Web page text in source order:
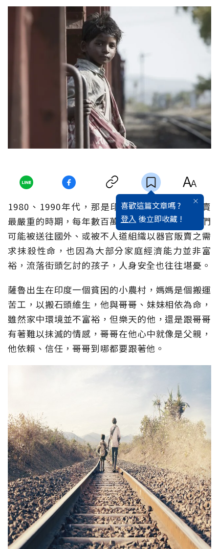
喜歡這篇文章嗎 ?
登入 後立即收藏 !
1980、1990年代，那是印度（India）人口販賣
最嚴重的時期，每年數百萬的孩童無故失蹤，他們
可能被送往國外、或被不人道組織以器官販賣之需
求抹殺性命，也因為大部分家庭經濟能力並非富
裕，流落街頭乞討的孩子，人身安全也往往堪憂。
薩魯出生在印度一個貧困的小農村，媽媽是個搬運
苦工，以搬石頭維生，他與哥哥、妹妹相依為命，
雖然家中環境並不富裕，但樂天的他，還是跟哥哥
有著難以抹滅的情感，哥哥在他心中就像是父親，
他依賴、信任，哥哥到哪都要跟著他。